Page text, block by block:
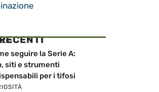
seguire la Serie A:
siti e strumenti
per i tifosi